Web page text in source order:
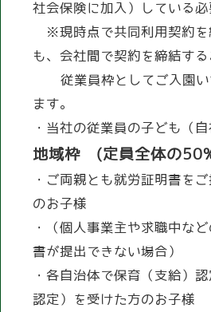
社会保険に加入）している必
※現時点で共同利用契約を
も、会社間で契約を締結す
従業員枠としてご入園い
ます。
・当社の従業員の子ども（自
地域枠 (定員全体の
・ご両親とも就労証明書を
のお子様
・（個人事業主や求職中な
書が提出できない場合）
・各自治体で保育（支給）
認定）を受けた方のお子様